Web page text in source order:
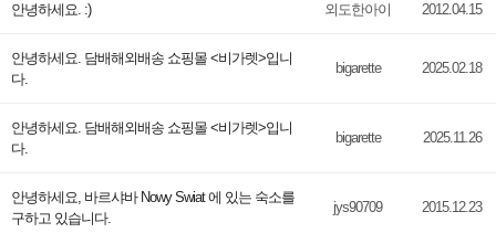
안녕하세요. :) 외도한아이 2012.04.15
안녕하세요. 담배해외배송 쇼핑몰 <비가렛>입니
다.
bigarette 2025.02.18
안녕하세요. 담배해외배송 쇼핑몰 <비가렛>입니
다.
bigarette 2025.11.26
안녕하세요, 바르샤바 Nowy Swiat 에 있는 숙소를
구하고 있습니다.
jys90709 2015.12.23